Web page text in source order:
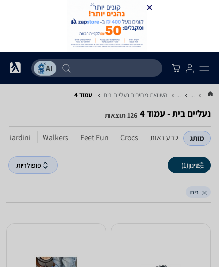
...
... השוואת מחירים נעליים ‏בית עמוד 4
נעליים ‏בית - עמוד 4 126 תוצאות
מותג טבע נאות Crocs
Feet Fun
Walkers
Giardini
סינון(1) פופולריות
בית